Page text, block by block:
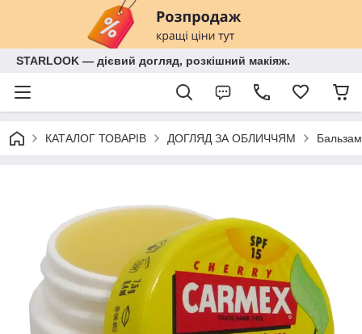
STARLOOK — дієвий догляд, розкішний макіяж.
КАТАЛОГ ТОВАРІВ ДОГЛЯД ЗА ОБЛИЧЧЯМ